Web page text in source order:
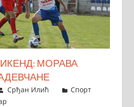
МОРАВА
Срђан Илић
Спорт